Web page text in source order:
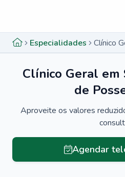
Especialidades
Clínico Geral
de
Aproveite os valores
Agendar